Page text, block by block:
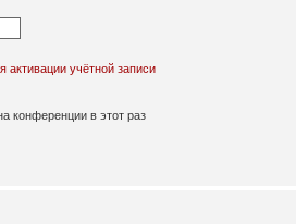
активации учётной записи
конференции в этот раз